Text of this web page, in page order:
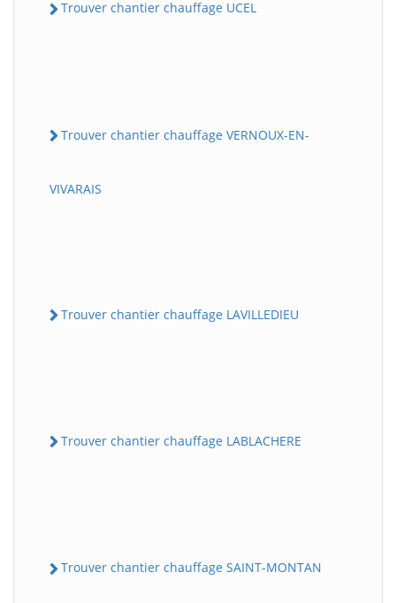
Trouver chantier chauffage UCEL
Trouver chantier chauffage VERNOUX-EN-
VIVARAIS
Trouver chantier chauffage LAVILLEDIEU
Trouver chantier chauffage LABLACHERE
Trouver chantier chauffage SAINT-MONTAN